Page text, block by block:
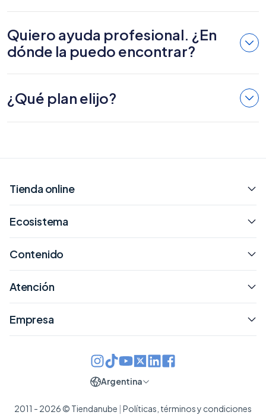
Quiero ayuda profesional. ¿En
dónde la puedo encontrar?
¿Qué plan elijo?
Tienda online
Ecosistema
Contenido
Atención
Empresa
2011 - 2026 © Tiendanube Políticas, términos y condiciones
Argentina